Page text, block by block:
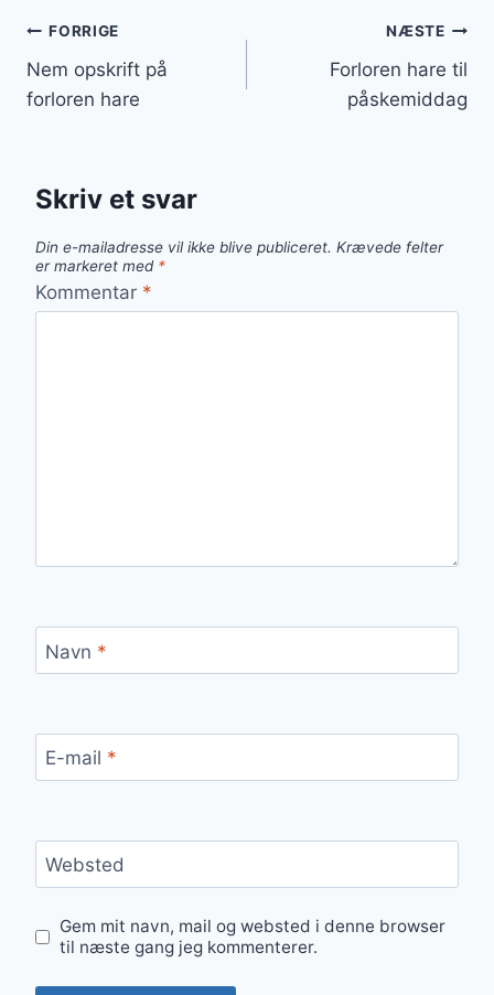
Indlægsnavigation
FORRIGE
Nem opskrift på
forloren hare
NÆSTE
Forloren hare til
påskemiddag
Skriv et svar
Din e-mailadresse vil ikke blive publiceret. Krævede felter
er markeret med *
Kommentar *
Navn *
E-mail *
Websted
Gem mit navn, mail og websted i denne browser
til næste gang jeg kommenterer.